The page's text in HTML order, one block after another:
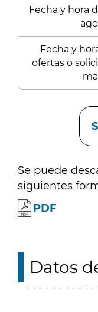
Fecha y hora
Fecha y
ofertas o
Se puede
siguientes
PDF
Datos